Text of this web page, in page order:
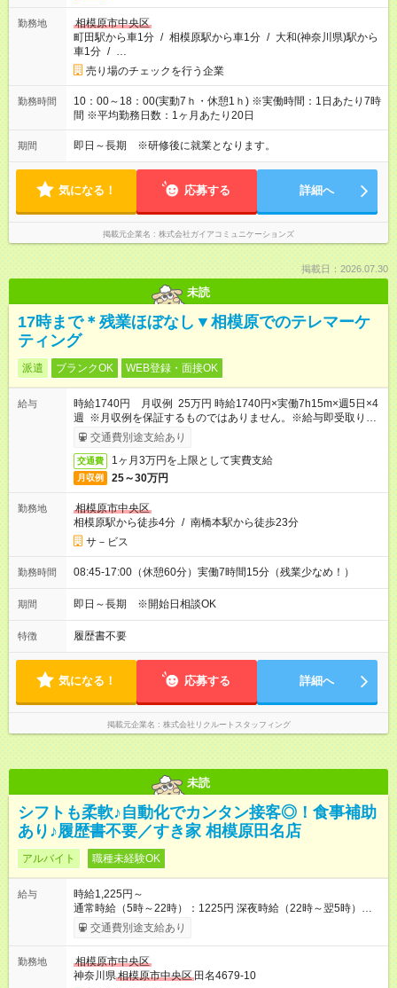
勤務地
相模原市中央区
町田駅から車1分 / 相模原駅から車1分 / 大和(神奈川県)駅から
車1分 / …
売り場のチェックを行う企業
勤務時間
10：00～18：00(実動7ｈ・休憩1ｈ) ※実働時間：1日あたり7時
間 ※平均勤務日数：1ヶ月あたり20日
期間 即日～長期 ※研修後に就業となります。
気になる！ 応募する 詳細へ
掲載元企業名 株式会社ガイアコミュニケーションズ
掲載日：2026.07.30
未読
17時まで＊残業ほぼなし▼相模原でのテレマーケ
ティング
派遣 ブランクOK WEB登録・面接OK
給与
時給1740円 月収例 25万円 時給1740円×実働7h15m×週5日×4
週 ※月収例を保証するものではありません。※給与即受取りサ
ービス利用可（利用条件有）
交通費別途支給あり
交通費 1ヶ月3万円を上限として実費支給
月収例 25～30万円
勤務地
相模原市中央区
相模原駅から徒歩4分 / 南橋本駅から徒歩23分
サ－ビス
勤務時間 08:45-17:00（休憩60分）実働7時間15分（残業少なめ！）
期間 即日～長期 ※開始日相談OK
特徴 履歴書不要
気になる！ 応募する 詳細へ
掲載元企業名 株式会社リクルートスタッフィング
未読
シフトも柔軟♪自動化でカンタン接客◎！食事補助
あり♪履歴書不要／すき家 相模原田名店
アルバイト 職種未経験OK
給与
時給1,225円～
通常時給（5時～22時）：1225円 深夜時給（22時～翌5時）：
1532円 高校生時給：1225円 【特別手当】早朝手当（5：00-9：
00）時給+150円 【試用期間】試用期間あり 試用期間の長さ：1
30日（※条件変更なし）ですが、切り上げで一ヶ月とさせてい
ただきます。 研修制度あり：15時間(研修中も同時給）
交通費別途支給あり
勤務地
相模原市中央区
神奈川県相模原市中央区 田名4679-10